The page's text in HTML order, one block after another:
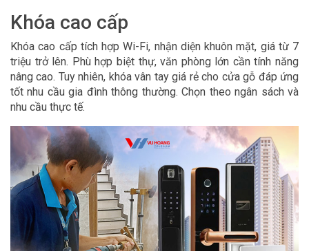
Khóa cao cấp
Khóa cao cấp tích hợp Wi-Fi, nhận diện khuôn mặt, giá từ 7
triệu trở lên. Phù hợp biệt thự, văn phòng lớn cần tính năng
nâng cao. Tuy nhiên, khóa vân tay giá rẻ cho cửa gỗ đáp ứng
tốt nhu cầu gia đình thông thường. Chọn theo ngân sách và
nhu cầu thực tế.